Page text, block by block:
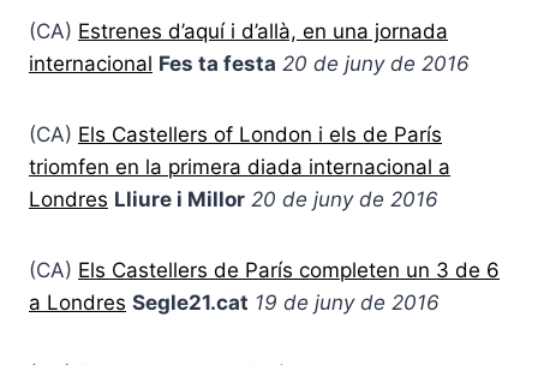
(CA) Estrenes d’aquí i d’allà, en una jornada
internacional Fes ta festa 20 de juny de 2016
(CA) Els Castellers of London i els de París
triomfen en la primera diada internacional a
Londres Lliure i Millor 20 de juny de 2016
(CA) Els Castellers de París completen un 3 de 6
a Londres Segle21.cat 19 de juny de 2016